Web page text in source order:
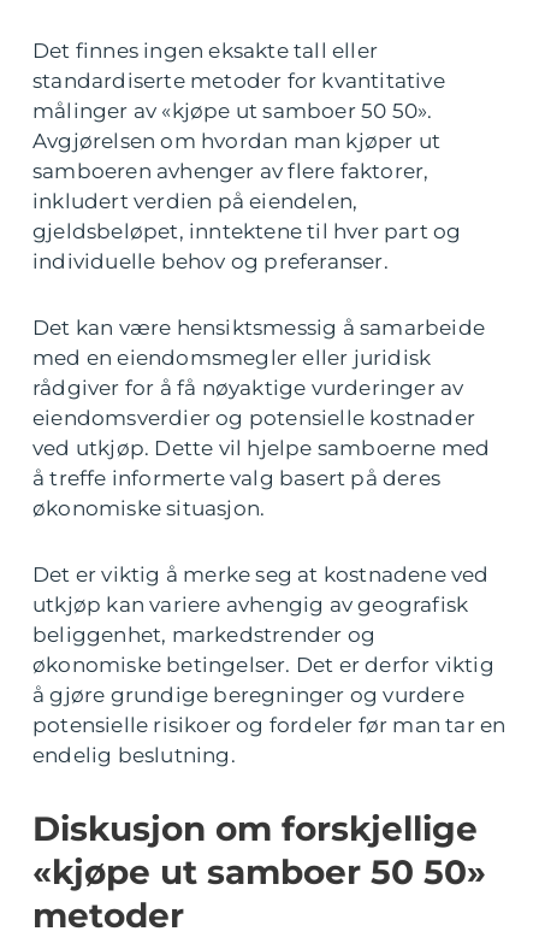
Det finnes ingen eksakte tall eller
standardiserte metoder for kvantitative
målinger av «kjøpe ut samboer 50 50».
Avgjørelsen om hvordan man kjøper ut
samboeren avhenger av flere faktorer,
inkludert verdien på eiendelen,
gjeldsbeløpet, inntektene til hver part og
individuelle behov og preferanser.
Det kan være hensiktsmessig å samarbeide
med en eiendomsmegler eller juridisk
rådgiver for å få nøyaktige vurderinger av
eiendomsverdier og potensielle kostnader
ved utkjøp. Dette vil hjelpe samboerne med
å treffe informerte valg basert på deres
økonomiske situasjon.
Det er viktig å merke seg at kostnadene ved
utkjøp kan variere avhengig av geografisk
beliggenhet, markedstrender og
økonomiske betingelser. Det er derfor viktig
å gjøre grundige beregninger og vurdere
potensielle risikoer og fordeler før man tar en
endelig beslutning.
Diskusjon om forskjellige
«kjøpe ut samboer 50 50»
metoder